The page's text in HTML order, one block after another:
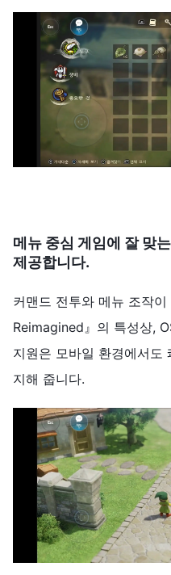
메뉴 중심 게임에 잘 맞
제공합니다.
커맨드 전투와 메뉴 조작
Reimagined』의 특성상,
지원은 모바일 환경에서도
지해 줍니다.